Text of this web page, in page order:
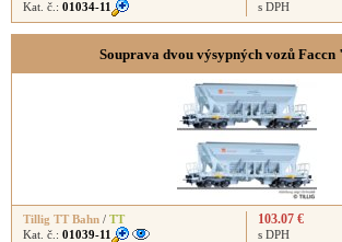
Kat. č.: 01034-11 s DPH
Souprava dvou výsypných vozů
Tillig TT Bahn / TT
Kat. č.: 01039-11
103.07 €
s DPH